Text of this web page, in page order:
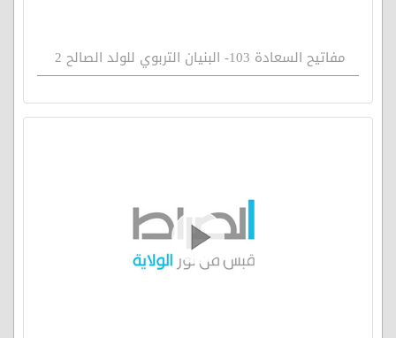
مفاتيح السعادة 103- البنيان التربوي للولد الصالح 2